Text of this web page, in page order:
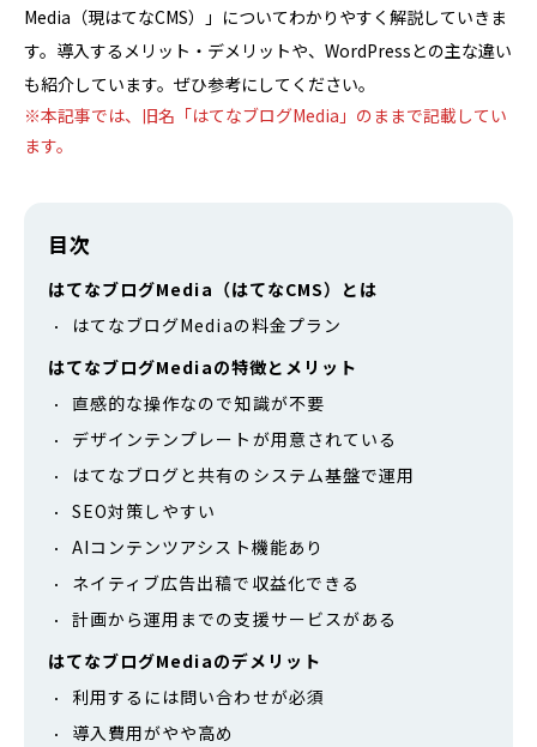
Media（現はてなCMS）」についてわかりやすく解説していきま
す。導入するメリット・デメリットや、WordPressとの主な違い
も紹介しています。ぜひ参考にしてください。
※本記事では、旧名「はてなブログMedia」のままで記載してい
ます。
目次
はてなブログMedia（はてなCMS）とは
はてなブログMediaの料金プラン
はてなブログMediaの特徴とメリット
直感的な操作なので知識が不要
デザインテンプレートが用意されている
はてなブログと共有のシステム基盤で運用
SEO対策しやすい
AIコンテンツアシスト機能あり
ネイティブ広告出稿で収益化できる
計画から運用までの支援サービスがある
はてなブログMediaのデメリット
利用するには問い合わせが必須
導入費用がやや高め